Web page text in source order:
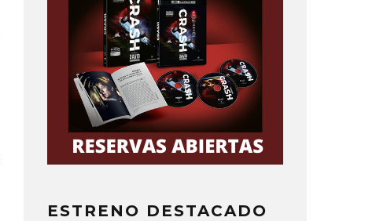
ESTRENO DESTACADO